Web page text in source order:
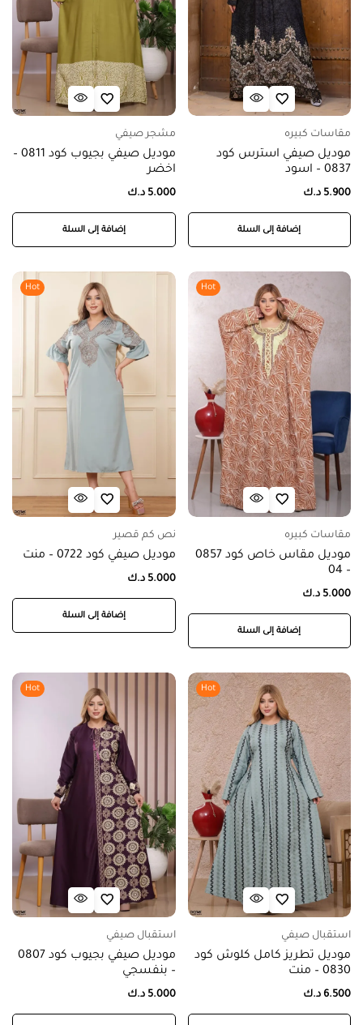
مقاسات كبيره
موديل صيفي استرس كود
0837 – اسود
5.900 د.ك
إضافة إلى السلة
مشجر صيفي
موديل صيفي بجيوب كود 0811 –
اخضر
5.000 د.ك
إضافة إلى السلة
Hot
مقاسات كبيره
موديل مقاس خاص كود 0857
– 04
5.000 د.ك
إضافة إلى السلة
Hot
نص كم قصير
موديل صيفي كود 0722 – منت
5.000 د.ك
إضافة إلى السلة
Hot
استقبال صيفي
موديل تطريز كامل كلوش كود
0830 – منت
6.500 د.ك
Hot
استقبال صيفي
موديل صيفي بجيوب كود 0807
– بنفسجي
5.000 د.ك